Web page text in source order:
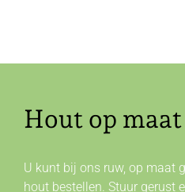
Hout op
U kunt bij ons ruw, op maat
hout bestellen. Stuur gerust